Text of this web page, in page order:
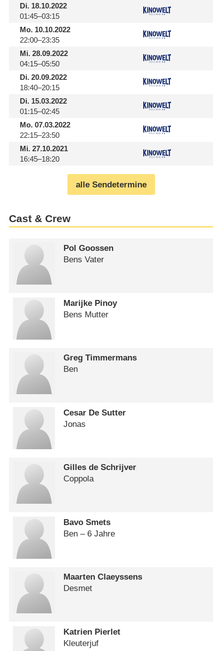
Di.18.10.2022
01:45–03:15
Mo.10.10.2022
22:00–23:35
Mi.28.09.2022
04:15–05:50
Di.20.09.2022
18:40–20:15
Di.15.03.2022
01:15–02:45
Mo.07.03.2022
22:15–23:50
Mi.27.10.2021
16:45–18:20
alle Sendetermine
Cast & Crew
Pol Goossen
Bens Vater
Marijke Pinoy
Bens Mutter
Greg Timmermans
Ben
Cesar De Sutter
Jonas
Gilles de Schrijver
Coppola
Bavo Smets
Ben – 6 Jahre
Maarten Claeyssens
Desmet
Katrien Pierlet
Kleuterjuf